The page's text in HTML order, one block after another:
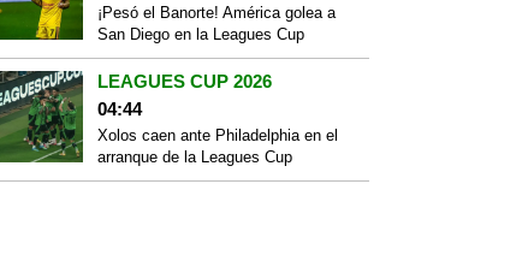
¡Pesó el Banorte! América golea a
San Diego en la Leagues Cup
LEAGUES CUP 2026
04:44
Xolos caen ante Philadelphia en el
arranque de la Leagues Cup